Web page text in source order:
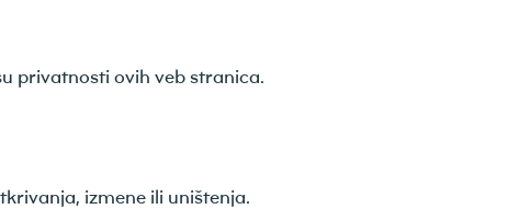
privatnosti ovih veb stranica.
izmene ili uništenja.